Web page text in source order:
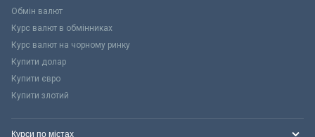
Обмін валют
Курс валют в обмінниках
Курс валют на чорному ринку
Купити долар
Купити євро
Купити злотий
Курси по містах